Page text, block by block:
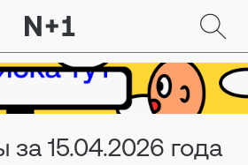
15.04.2026 года